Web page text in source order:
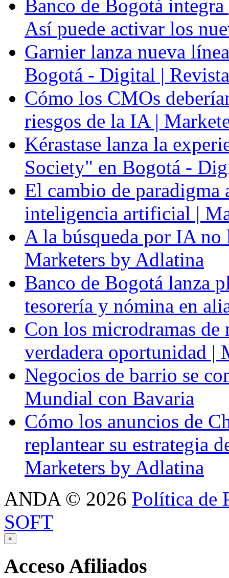
Banco de Bogotá
Así puede activar los
Garnier lanza nueva
Bogotá - Digital |
Cómo los CMOs
riesgos de la IA |
Kérastase lanza la
Society" en Bogotá -
El cambio de paradigma
inteligencia artificial |
A la búsqueda por IA
Marketers by Adlatina
Banco de Bogotá lanza
tesorería y nómina en
Con los microdramas de
verdadera oportunidad |
Negocios de barrio se
Mundial con Bavaria
Cómo los anuncios de
replantear su estrategia
Marketers by Adlatina
ANDA © 2026 Política de
SOFT
×
Acceso Afiliados